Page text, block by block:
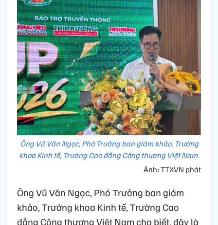
Ông Vũ Văn Ngọc, Phó Trưởng ban giám khảo, Trưởng
khoa Kinh tế, Trường Cao đẳng Công thương Việt Nam.
Ảnh: TTXVN phát
Ông Vũ Văn Ngọc, Phó Trưởng ban giám
khảo, Trưởng khoa Kinh tế, Trường Cao
đẳng Công thương Việt Nam cho biết, đây là